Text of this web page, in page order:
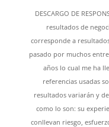
DESCARGO DE
resultados de
corresponde a
pasado por muchos
años lo cual me ha
referencias usadas
resultados variarán y
como lo son: su
conllevan riesgo,